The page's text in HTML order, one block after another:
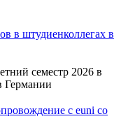
в штудиенколлегах в
семестр 2026 в
Германии
с euni со